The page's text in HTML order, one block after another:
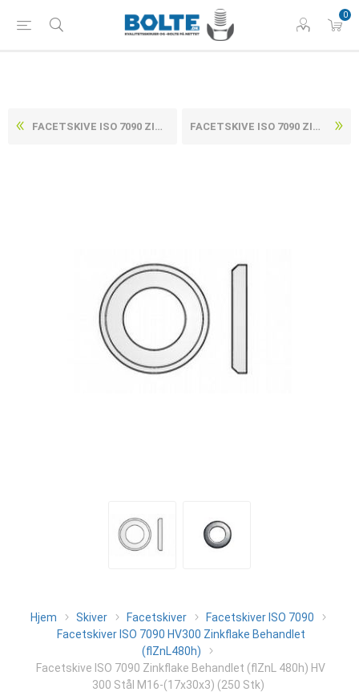
0
FACETSKIVE ISO 7090 ZINKFLAKE BEHANDLET (FLZNL 480H) HV 300 STÅL M14-(15X28X2,5) (250 STK) FACETSKIVE ISO 7090 ZINKFLAKE BEHANDLET (FLZNL 480H) HV 300 STÅL M18-(19X34X3) (200 STK)
Hjem Skiver Facetskiver
Facetskiver ISO 7090
Facetskiver ISO 7090 HV300 Zinkflake Behandlet
(flZnL480h)
Facetskive ISO 7090 Zinkflake Behandlet (flZnL 480h) HV
300 Stål M16-(17x30x3) (250 Stk)